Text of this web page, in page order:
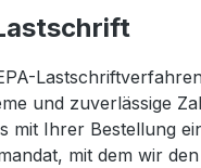
und zuverlässige
mit Ihrer Bestellung
mit dem wir